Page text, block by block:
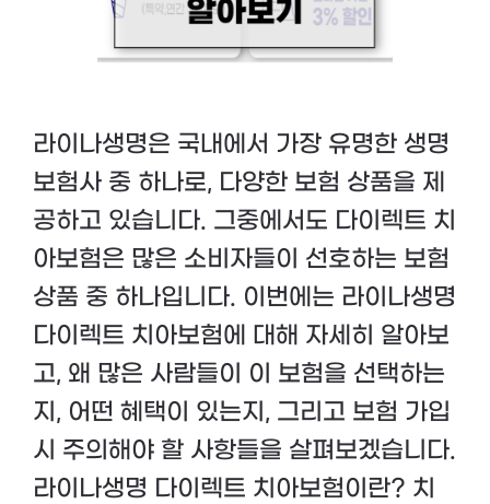
라이나생명은 국내에서 가장 유명한 생명
보험사 중 하나로, 다양한 보험 상품을 제
공하고 있습니다. 그중에서도 다이렉트 치
아보험은 많은 소비자들이 선호하는 보험
상품 중 하나입니다. 이번에는 라이나생명
다이렉트 치아보험에 대해 자세히 알아보
고, 왜 많은 사람들이 이 보험을 선택하는
지, 어떤 혜택이 있는지, 그리고 보험 가입
시 주의해야 할 사항들을 살펴보겠습니다.
라이나생명 다이렉트 치아보험이란? 치